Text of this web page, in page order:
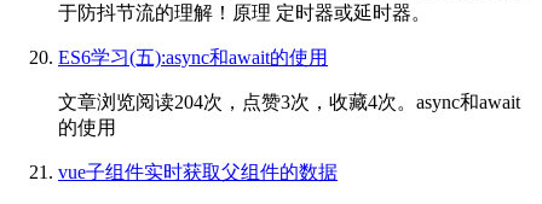
于防抖节流的理解！原理 定时器或延时器。
ES6学习(五):async和await的使用
文章浏览阅读204次，点赞3次，收藏4次。async和await
的使用
vue子组件实时获取父组件的数据